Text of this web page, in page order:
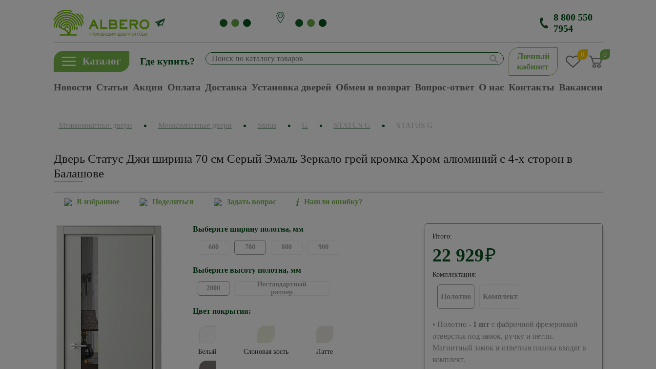
8 800 550
7954
Каталог Где купить?
Личный
кабинет
0 0
Новости Статьи Акции Оплата Доставка Установка дверей Обмен и возврат Вопрос-ответ О нас Контакты Вакансии
Межкомнатные двери Межкомнатные двери Status G STATUS G STATUS G
Дверь Статус Джи ширина 70 см Серый Эмаль Зеркало грей кромка Хром алюминий с 4-х сторон в
Балашове
В избранное Поделиться Задать вопрос Нашли ошибку?
Выберите ширину полотна, мм
600 700 800 900
Выберите высоту полотна, мм
2000
Нестандартный
размер
Цвет покрытия:
Белый Слоновая кость Латте
Итого:
22 929₽
Комплектация:
Полотно Комплект
• Полотно - 1 штс фабричной фрезеровкой
отверстия под замок, ручку и петли.
Магнитный замок и ответная планка входят в
комплект.